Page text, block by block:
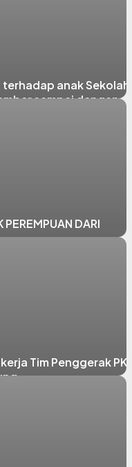
anak Sekolah
sampai dengan
PEREMPUAN DARI
Tim Penggerak